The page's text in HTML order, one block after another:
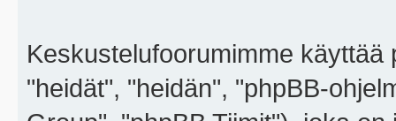
Keskustelufoorumimme
"heidät", "heidän", "phpBB-